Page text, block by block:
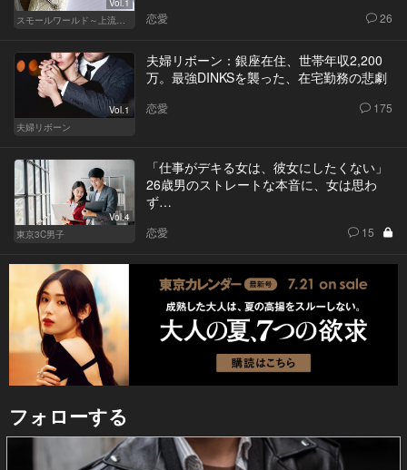
Vol.1
スモールワールド～上流階級の社会～
恋愛 26
Vol.1
夫婦リボーン
夫婦リボーン：銀座在住、世帯年収2,200
万。最強DINKSを襲った、在宅勤務の悲劇
恋愛 175
Vol.4
東京3C男子
「仕事がデキる女は、彼女にしたくない」
26歳男のストレートな本音に、女は思わ
ず…
恋愛 15
フォローする